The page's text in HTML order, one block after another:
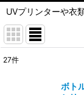
UVプリンターや衣
27件
ボト